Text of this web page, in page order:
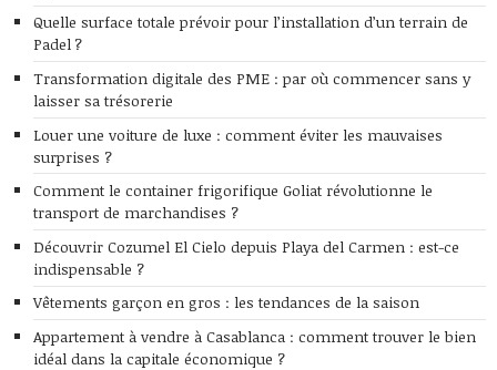
Quelle surface totale prévoir pour l’installation d’un terrain de
Padel ?
Transformation digitale des PME : par où commencer sans y
laisser sa trésorerie
Louer une voiture de luxe : comment éviter les mauvaises
surprises ?
Comment le container frigorifique Goliat révolutionne le
transport de marchandises ?
Découvrir Cozumel El Cielo depuis Playa del Carmen : est-ce
indispensable ?
Vêtements garçon en gros : les tendances de la saison
Appartement à vendre à Casablanca : comment trouver le bien
idéal dans la capitale économique ?